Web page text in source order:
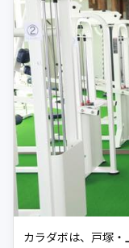
カラダボは、戸塚